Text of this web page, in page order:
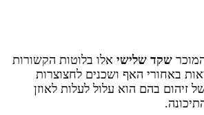
שקד שלישי אלו בלוטות הקשורות
באחורי האף ושכנים לחצוצרות
זיהום בהם הוא עלול לעלות לאוזן